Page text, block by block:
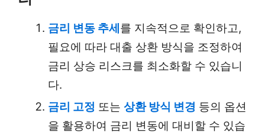
금리 변동 추세를 지속적으로 확인하고,
필요에 따라 대출 상환 방식을 조정하여
금리 상승 리스크를 최소화할 수 있습니
다.
금리 고정 또는 상환 방식 변경 등의 옵션
을 활용하여 금리 변동에 대비할 수 있습